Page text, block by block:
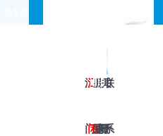
澳
门
澳
门
工
程
皇
冠
服
务
新
闻
关
于
联
系